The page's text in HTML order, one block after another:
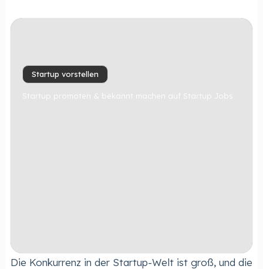
Startup vorstellen
Startup promoten & bekannt machen auf Startup Jobs
Die Konkurrenz in der Startup-Welt ist groß, und die